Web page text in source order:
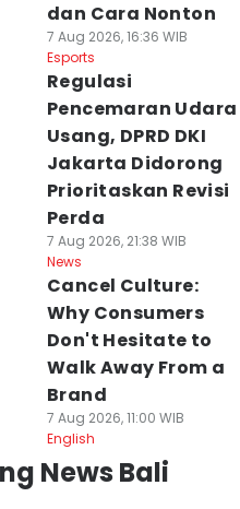
dan Cara Nonton
7 Aug 2026, 16:36 WIB
Esports
Regulasi
Pencemaran Udara
Usang, DPRD DKI
Jakarta Didorong
Prioritaskan Revisi
Perda
7 Aug 2026, 21:38 WIB
News
Cancel Culture:
Why Consumers
Don't Hesitate to
Walk Away From a
Brand
7 Aug 2026, 11:00 WIB
English
News Bali